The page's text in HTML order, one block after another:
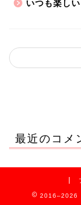
いつも楽し
最近のコメ
2016–2026